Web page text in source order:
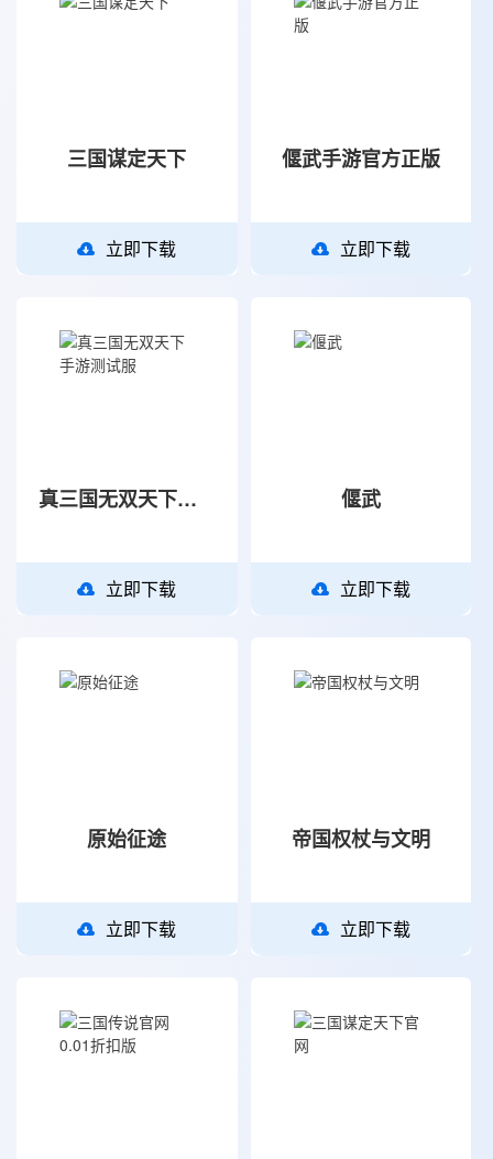
三国谋定天下
立即下载
偃武手游官方正版
立即下载
真三国无双天下手游测试服
立即下载
偃武
立即下载
原始征途
立即下载
帝国权杖与文明
立即下载